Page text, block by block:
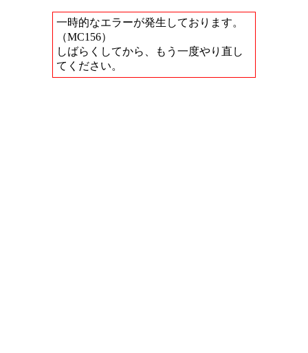
一時的なエラーが発生しております。
（MC156）
しばらくしてから、もう一度やり直し
てください。